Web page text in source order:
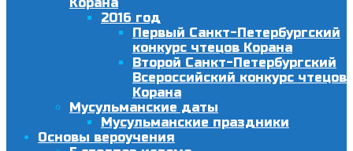
2016 год
Первый Санкт-Петербургский
конкурс чтецов Корана
Второй Санкт-Петербургский
Всероссийский конкурс чтецов
Корана
Мусульманские даты
Мусульманские праздники
Основы вероучения